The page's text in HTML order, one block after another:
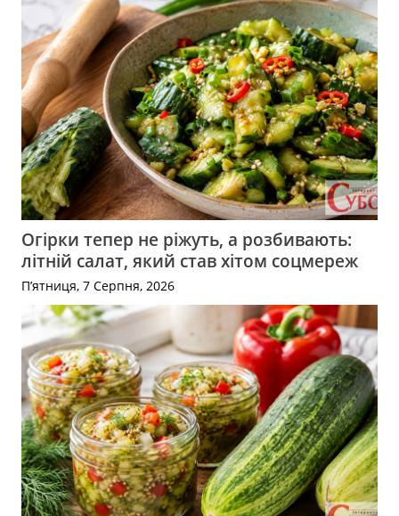
Огірки тепер не ріжуть, а розбивають:
літній салат, який став хітом соцмереж
П’ятниця, 7 Серпня, 2026